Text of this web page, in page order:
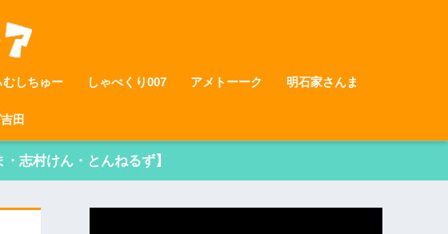
むしちゅー しゃべくり007 アメトーーク 明石家さんま
田
志村けん・とんねるず】